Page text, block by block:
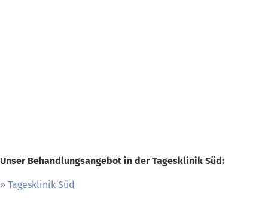
Unser Behandlungsangebot in der Tagesklinik Süd:
Tagesklinik Süd